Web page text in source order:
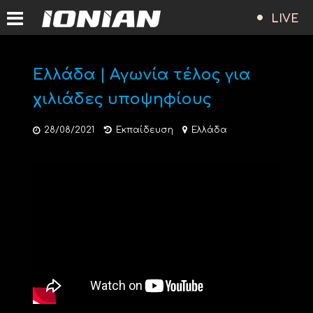
LIVE
Ελλάδα | Αγωνία τέλος για
χιλιάδες υποψηφίους
28/08/2021 Εκπαίδευση Ελλάδα